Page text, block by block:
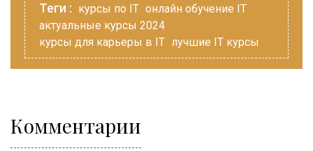
Теги : курсы по IT онлайн обучение IT
актуальные курсы 2024
курсы для карьеры в IT лучшие IT курсы
Комментарии